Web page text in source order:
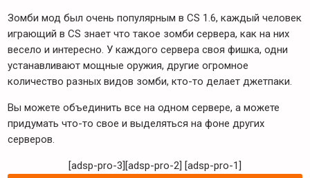
Зомби мод был очень популярным в CS 1.6, каждый человек
играющий в CS знает что такое зомби сервера, как на них
весело и интересно. У каждого сервера своя фишка, одни
устанавливают мощные оружия, другие огромное
количество разных видов зомби, кто-то делает джетпаки.
Вы можете объединить все на одном сервере, а можете
придумать что-то свое и выделяться на фоне других
серверов.
[adsp-pro-3][adsp-pro-2] [adsp-pro-1]